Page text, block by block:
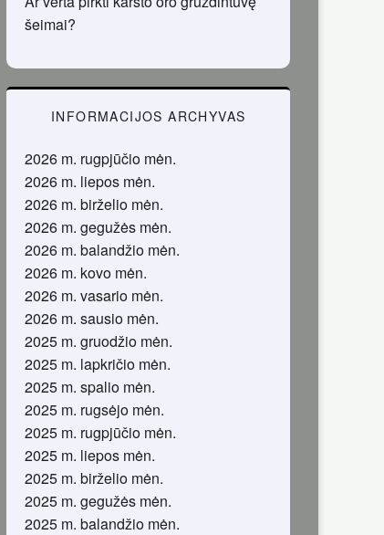
šeimai?
INFORMACIJOS ARCHYVAS
2026 m. rugpjūčio mėn.
2026 m. liepos mėn.
2026 m. birželio mėn.
2026 m. gegužės mėn.
2026 m. balandžio mėn.
2026 m. kovo mėn.
2026 m. vasario mėn.
2026 m. sausio mėn.
2025 m. gruodžio mėn.
2025 m. lapkričio mėn.
2025 m. spalio mėn.
2025 m. rugsėjo mėn.
2025 m. rugpjūčio mėn.
2025 m. liepos mėn.
2025 m. birželio mėn.
2025 m. gegužės mėn.
2025 m. balandžio mėn.